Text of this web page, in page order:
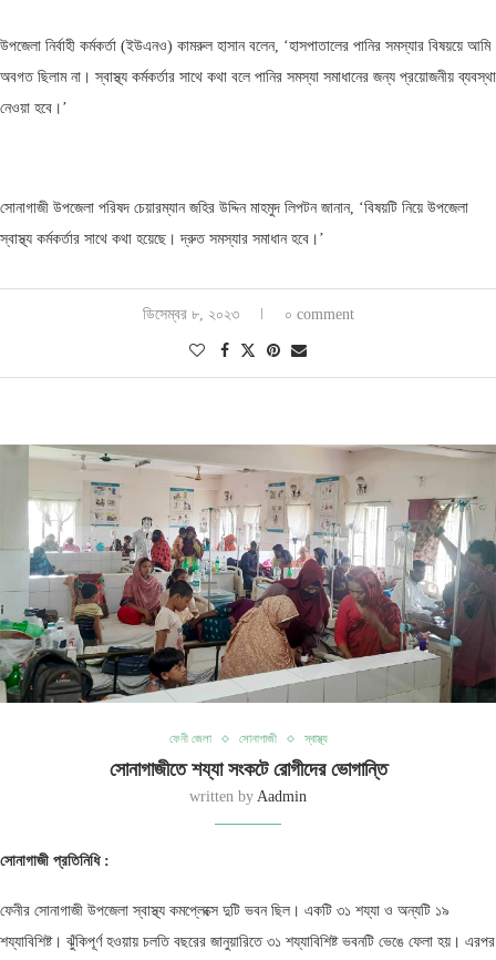
উপজেলা নির্বাহী কর্মকর্তা (ইউএনও) কামরুল হাসান বলেন, ‘হাসপাতালের পানির সমস্যার বিষয়য়ে আমি
অবগত ছিলাম না। স্বাস্থ্য কর্মকর্তার সাথে কথা বলে পানির সমস্যা সমাধানের জন্য প্রয়োজনীয় ব্যবস্থা
নেওয়া হবে।’
সোনাগাজী উপজেলা পরিষদ চেয়ারম্যান জহির উদ্দিন মাহমুদ লিপটন জানান, ‘বিষয়টি নিয়ে উপজেলা
স্বাস্থ্য কর্মকর্তার সাথে কথা হয়েছে। দ্রুত সমস্যার সমাধান হবে।’
ডিসেম্বর ৮, ২০২৩ ০ comment
ফেনী জেলা সোনাগাজী স্বাস্থ্য
সোনাগাজীতে শয্যা সংকটে রোগীদের ভোগান্তি
written by Aadmin
সোনাগাজী প্রতিনিধি :
ফেনীর সোনাগাজী উপজেলা স্বাস্থ্য কমপ্লেক্সে দুটি ভবন ছিল। একটি ৩১ শয্যা ও অন্যটি ১৯
শয্যাবিশিষ্ট। ঝুঁকিপূর্ণ হওয়ায় চলতি বছরের জানুয়ারিতে ৩১ শয্যাবিশিষ্ট ভবনটি ভেঙে ফেলা হয়। এরপর